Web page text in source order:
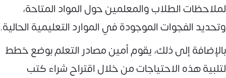
لملاحظات الطلاب والمعلمين حول المواد المتاحة،
وتحديد الفجوات الموجودة في الموارد التعليمية الحالية.
بالإضافة إلى ذلك، يقوم أمين مصادر التعلم بوضع خطط
لتلبية هذه الاحتياجات من خلال اقتراح شراء كتب